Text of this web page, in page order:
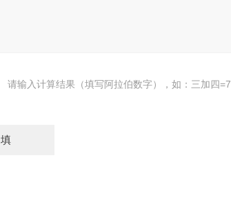
请输入计算结果（填写阿拉伯数字），如：三加四=7